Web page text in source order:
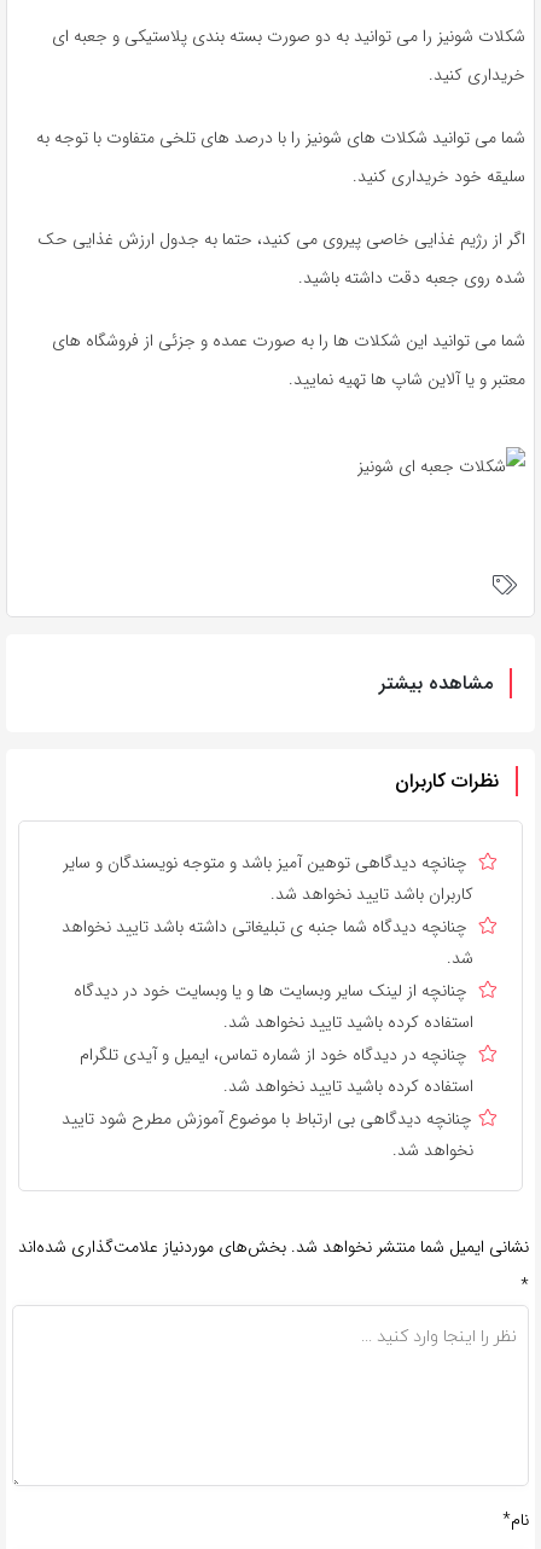
شکلات شونیز را می توانید به دو صورت بسته بندی پلاستیکی و جعبه ای
خریداری کنید.
شما می توانید شکلات های شونیز را با درصد های تلخی متفاوت با توجه به
سلیقه خود خریداری کنید.
اگر از رژیم غذایی خاصی پیروی می کنید، حتما به جدول ارزش غذایی حک
شده روی جعبه دقت داشته باشید.
شما می توانید این شکلات ها را به صورت عمده و جزئی از فروشگاه های
معتبر و یا آلاین شاپ ها تهیه نمایید.
مشاهده بیشتر
نظرات کاربران
چنانچه دیدگاهی توهین آمیز باشد و متوجه نویسندگان و سایر
کاربران باشد تایید نخواهد شد.
چنانچه دیدگاه شما جنبه ی تبلیغاتی داشته باشد تایید نخواهد
شد.
چنانچه از لینک سایر وبسایت ها و یا وبسایت خود در دیدگاه
استفاده کرده باشید تایید نخواهد شد.
چنانچه در دیدگاه خود از شماره تماس، ایمیل و آیدی تلگرام
استفاده کرده باشید تایید نخواهد شد.
چنانچه دیدگاهی بی ارتباط با موضوع آموزش مطرح شود تایید
نخواهد شد.
نشانی ایمیل شما منتشر نخواهد شد. بخش‌های موردنیاز علامت‌گذاری شده‌اند
*
نام*